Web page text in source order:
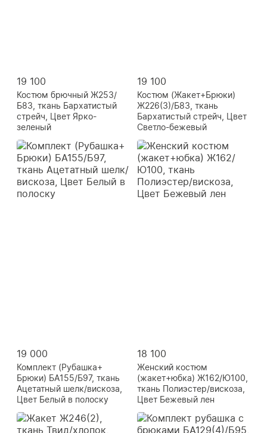
19 100
Костюм брючный Ж253/
Б83, ткань Бархатистый
стрейч, Цвет Ярко-
зеленый
19 100
Костюм (Жакет+Брюки)
Ж226(3)/Б83, ткань
Бархатистый стрейч, Цвет
Светло-бежевый
19 000
Комплект (Рубашка+
Брюки) БА155/Б97, ткань
Ацетатный шелк/вискоза,
Цвет Белый в полоску
18 100
Женский костюм
(жакет+юбка) Ж162/Ю100,
ткань Полиэстер/вискоза,
Цвет Бежевый лен